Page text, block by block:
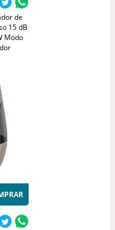
de
15 dB
Modo
y
para